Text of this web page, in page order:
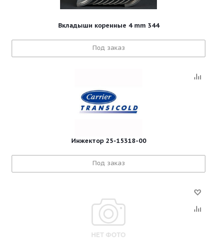
Вкладыши коренные 4 mm 344
Под заказ
Инжектор 25-15318-00
Под заказ